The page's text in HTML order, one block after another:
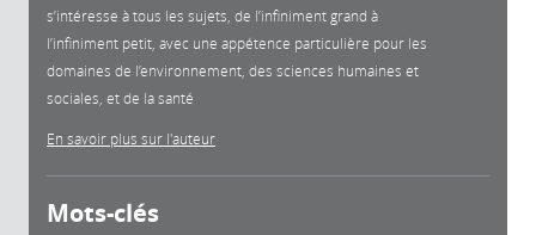
s’intéresse à tous les sujets, de l’infiniment grand à
l’infiniment petit, avec une appétence particulière pour les
domaines de l’environnement, des sciences humaines et
sociales, et de la santé
En savoir plus sur l'auteur
Mots-clés